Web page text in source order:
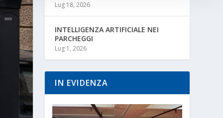
Lug 18, 2026
INTELLIGENZA ARTIFICIALE NEI
PARCHEGGI
Lug 1, 2026
IN EVIDENZA